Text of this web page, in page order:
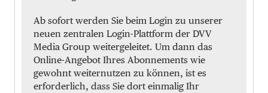
Ab sofort werden Sie beim Login zu unserer
neuen zentralen Login-Plattform der DVV
Media Group weitergeleitet. Um dann das
Online-Angebot Ihres Abonnements wie
gewohnt weiternutzen zu können, ist es
erforderlich, dass Sie dort einmalig Ihr